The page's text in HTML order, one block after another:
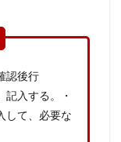
認後行
入する。・
して、必要な